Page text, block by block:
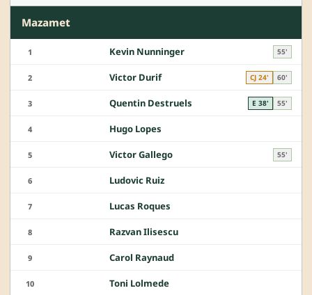
Mazamet
1 Kevin Nunninger 55'
2 Victor Durif CJ 24' 60'
3 Quentin Destruels E 38' 55'
4 Hugo Lopes
5 Victor Gallego 55'
6 Ludovic Ruiz
7 Lucas Roques
8 Razvan Ilisescu
9 Carol Raynaud
10 Toni Lolmede